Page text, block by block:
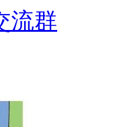
流群